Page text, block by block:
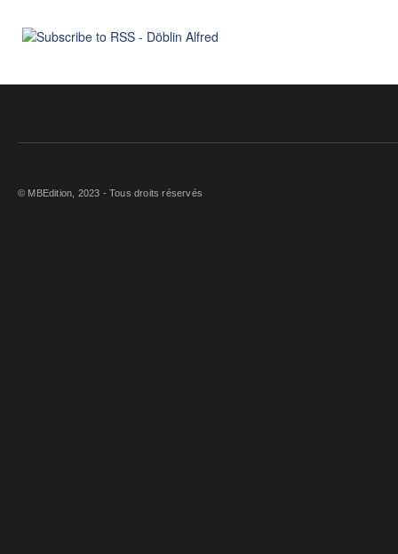
© MBEdition, 2023 - Tous droits réservés